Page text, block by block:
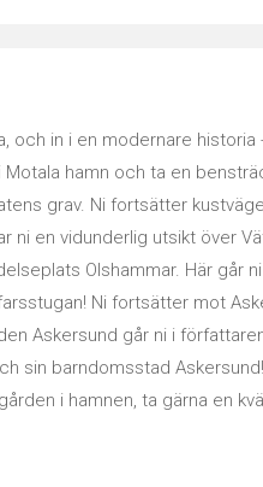
och in i en modernare historia
hamn och ta en
grav. Ni fortsätter
ni en vidunderlig utsikt över
Olshammar. Här går
Ni fortsätter mot
Askersund går ni i
sin barndomsstad
i hamnen, ta gärna en